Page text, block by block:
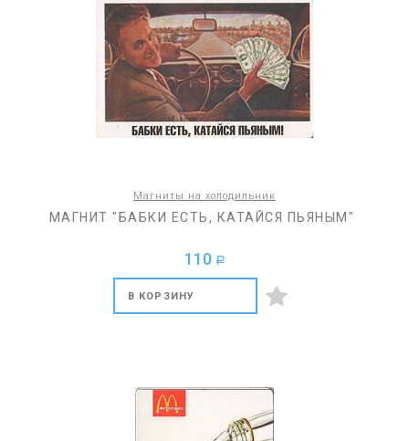
Магниты на холодильник
МАГНИТ "БАБКИ ЕСТЬ, КАТАЙСЯ ПЬЯНЫМ"
110 a
В КОРЗИНУ